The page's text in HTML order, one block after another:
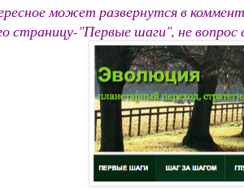
может развернутся в
страницу-"Первые шаги", не